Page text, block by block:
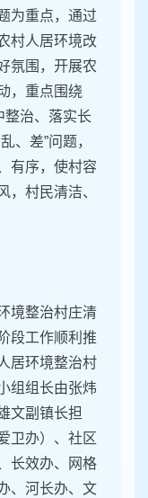
为重点，通过
村人居环境改
氛围，开展农
，重点围绕
整治、落实长
、差”问题，
有序，使村容
，村民清洁、
境整治村庄清
段工作顺利推
居环境整治村
组组长由张炜
文副镇长担
卫办）、社区
长效办、网格
、河长办、文